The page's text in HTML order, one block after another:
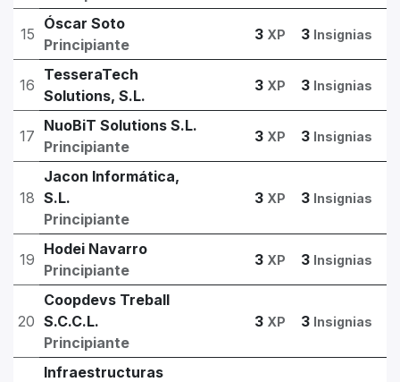
15
Óscar Soto
Principiante
3 XP 3 Insignias
16
TesseraTech
Solutions, S.L.
3 XP 3 Insignias
17
NuoBiT Solutions S.L.
Principiante
3 XP 3 Insignias
18
Jacon Informática,
S.L.
Principiante
3 XP 3 Insignias
19
Hodei Navarro
Principiante
3 XP 3 Insignias
20
Coopdevs Treball
S.C.C.L.
Principiante
3 XP 3 Insignias
Infraestructuras